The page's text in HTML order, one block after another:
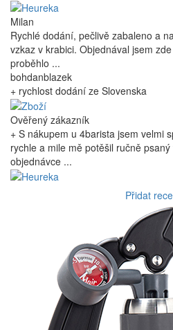
Milan
Rychlé dodání, pečlivě zabaleno a
vzkaz v krabici. Objednával jsem
proběhlo ...
bohdanblazek
+ rychlost dodání ze Slovenska
Ověřený zákazník
+ S nákupem u 4barista jsem velmi
rychle a mile mě potěšil ručně
objednávce ...
Přidat